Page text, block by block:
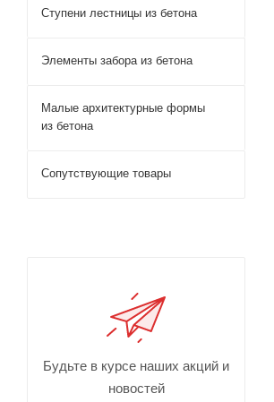
Ступени лестницы из бетона
Элементы забора из бетона
Малые архитектурные формы
из бетона
Сопутствующие товары
Будьте в курсе наших акций и
новостей